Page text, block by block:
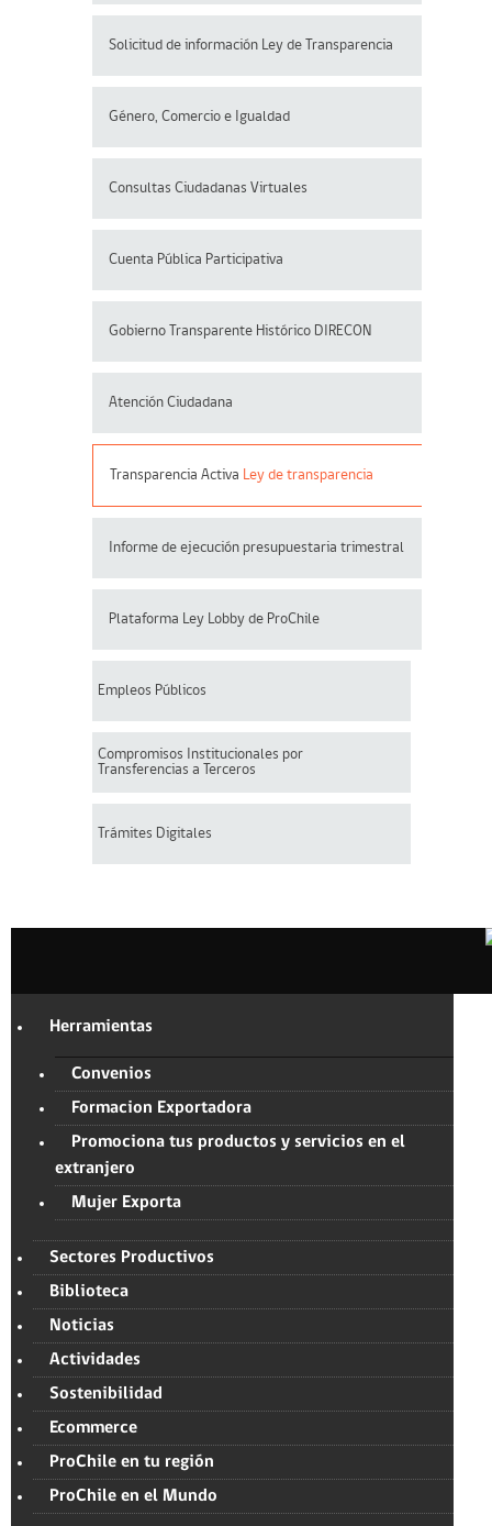
Solicitud de información Ley de Transparencia
Género, Comercio e Igualdad
Consultas Ciudadanas Virtuales
Cuenta Pública Participativa
Gobierno Transparente Histórico DIRECON
Atención Ciudadana
Transparencia Activa Ley de transparencia
Informe de ejecución presupuestaria trimestral
Plataforma Ley Lobby de ProChile
Empleos Públicos
Compromisos Institucionales por
Transferencias a Terceros
Trámites Digitales
Herramientas
Convenios
Formacion Exportadora
Promociona tus productos y servicios en el
extranjero
Mujer Exporta
Sectores Productivos
Biblioteca
Noticias
Actividades
Sostenibilidad
Ecommerce
ProChile en tu región
ProChile en el Mundo